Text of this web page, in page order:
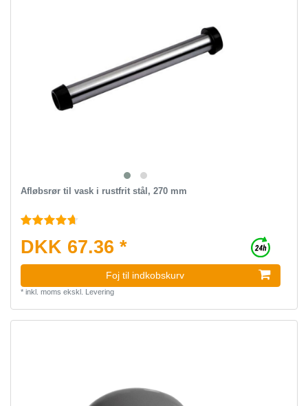
Afløbsrør til vask i rustfrit stål, 270 mm
DKK 67.36 *
Foj til indkobskurv
* inkl. moms ekskl. Levering